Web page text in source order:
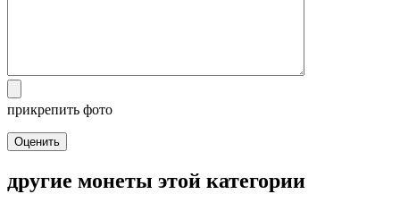
прикрепить фото
Оценить
другие монеты этой категории